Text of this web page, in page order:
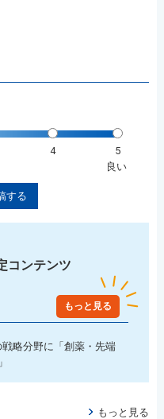
4
5
良い
する
コンテンツ
もっと見る
略分野に「創薬・先端
もっと見る